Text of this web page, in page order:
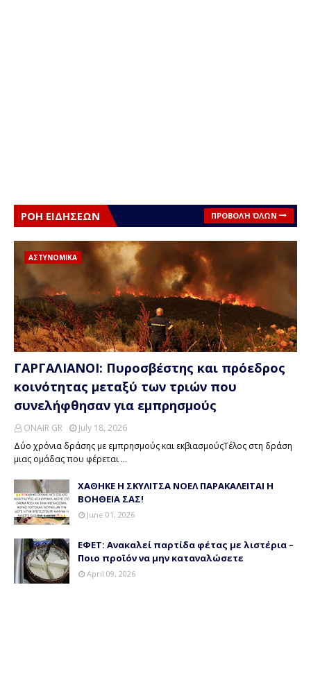
ΡΟΗ ΕΙΔΗΣΕΩΝ ΠΡΟΒΟΛΉ ΌΛΩΝ
ΑΣΤΥΝΟΜΙΚΑ
ΓΑΡΓΑΛΙΑΝΟΙ: Πυροσβέστης και πρόεδρος
κοινότητας μεταξύ των τριών που
συνελήφθησαν για εμπρησμούς
ONAIR GR
July 18, 2026
Δύο χρόνια δράσης με εμπρησμούς και εκβιασμούςΤέλος στη δράση
μιας ομάδας που φέρεται …
ΧΑΘΗΚΕ Η ΣΚΥΛΙΤΣΑ ΝΟΕΛ ΠΑΡΑΚΑΛΕΙΤΑΙ Η
ΒΟΗΘΕΙΑ ΣΑΣ!
June 01, 2026
ΕΦΕΤ: Ανακαλεί παρτίδα φέτας με λιστέρια –
Ποιο προϊόν να μην καταναλώσετε
April 09, 2026